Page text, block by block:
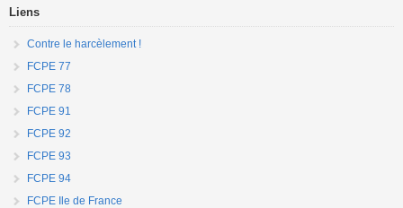
Liens
Contre le harcèlement !
FCPE 77
FCPE 78
FCPE 91
FCPE 92
FCPE 93
FCPE 94
FCPE Ile de France